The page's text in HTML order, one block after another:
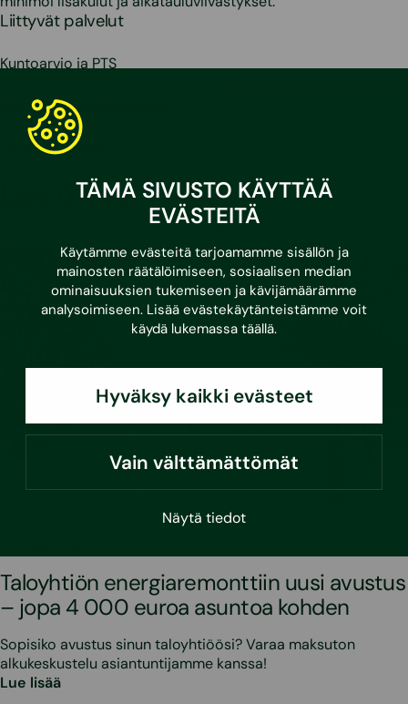
TÄMÄ SIVUSTO KÄYTTÄÄ
EVÄSTEITÄ
Käytämme evästeitä tarjoamamme sisällön ja
mainosten räätälöimiseen, sosiaalisen median
ominaisuuksien tukemiseen ja kävijämäärämme
analysoimiseen. Lisää evästekäytänteistämme voit
käydä lukemassa täällä.
Hyväksy kaikki evästeet
Vain välttämättömät
Näytä tiedot
Liittyvät palvelut
Kuntoarvio ja PTS
Ilmanvaihdon tutkimukset
LVI-suunnittelu
Lue myös:
Taloyhtiön energiaremonttiin uusi avustus
– jopa 4 000 euroa asuntoa kohden
Sopisiko avustus sinun taloyhtiöösi? Varaa maksuton
alkukeskustelu asiantuntijamme kanssa!
Lue lisää